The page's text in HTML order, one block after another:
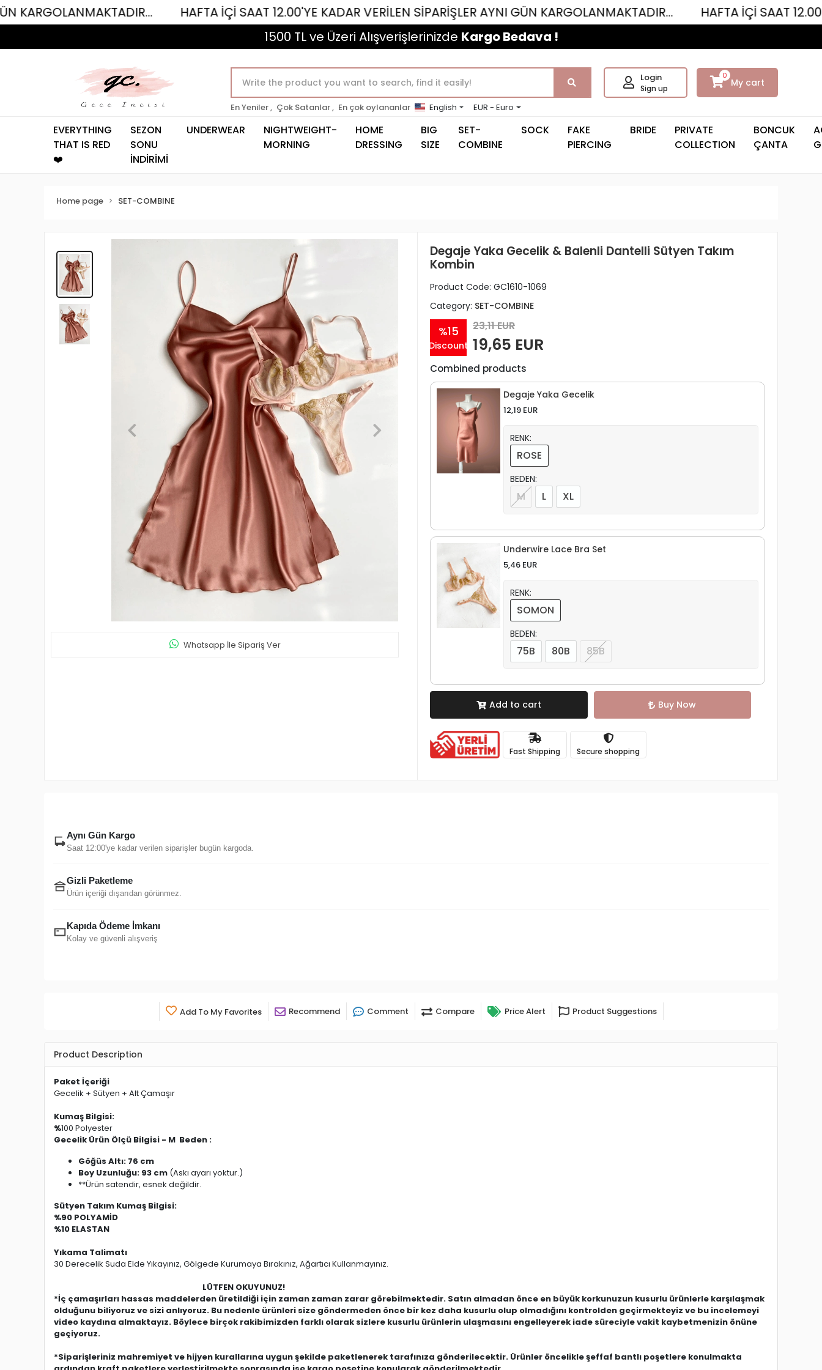
HAFTA İÇİ SAAT 12.00'YE KADAR VERİLEN SİPARİŞLER AYNI GÜN KARGOLANMAKTADIR...
HAFTA İÇİ SAAT 12.00'YE KADAR
1500 TL ve Üzeri Alışverişlerinizde Kargo Bedava !
En Yeniler , Çok Satanlar , En çok oylananlar English EUR - Euro
Login
Sign up
0
My cart
EVERYTHING
THAT IS RED
❤️
SEZON
SONU
İNDİRİMİ
UNDERWEAR
NIGHTWEIGHT-
MORNING
HOME
DRESSING
BIG
SIZE
SET-
COMBINE
SOCK
FAKE
PIERCING
BRIDE
PRIVATE
COLLECTION
BONCUK
ÇANTA
Home page SET-COMBINE
Whatsapp İle Sipariş Ver
Degaje Yaka Gecelik & Balenli Dantelli Sütyen Takım
Kombin
Product Code: GC1610-1069
Category: SET-COMBINE
%15
Discount
23,11 EUR
19,65 EUR
Combined products
Degaje Yaka Gecelik
12,19 EUR
RENK:
ROSE
BEDEN:
M L XL
Underwire Lace Bra Set
5,46 EUR
RENK:
SOMON
BEDEN:
75B 80B 85B
Add to cart Buy Now
Fast Shipping Secure shopping
Aynı Gün Kargo
Saat 12:00'ye kadar verilen siparişler bugün kargoda.
Gizli Paketleme
Ürün içeriği dışarıdan görünmez.
Kapıda Ödeme İmkanı
Kolay ve güvenli alışveriş
Add To My Favorites Recommend Comment Compare Price Alert Product Suggestions
Product Description
Paket İçeriği
Gecelik + Sütyen + Alt Çamaşır
Kumaş Bilgisi:
%100 Polyester
Gecelik Ürün Ölçü Bilgisi - M Beden :
Göğüs Altı: 76 cm
Boy Uzunluğu: 93 cm (Askı ayarı yoktur.)
**Ürün satendir, esnek değildir.
Sütyen Takım Kumaş Bilgisi:
%90 POLYAMİD
%10 ELASTAN
Yıkama Talimatı
30 Derecelik Suda Elde Yıkayınız, Gölgede Kurumaya Bırakınız, Ağartıcı Kullanmayınız.
LÜTFEN OKUYUNUZ!
*İç çamaşırları hassas maddelerden üretildiği için zaman zaman zarar görebilmektedir. Satın almadan önce en büyük korkunuzun kusurlu ürünlerle karşılaşmak
olduğunu biliyoruz ve sizi anlıyoruz. Bu nedenle ürünleri size göndermeden önce bir kez daha kusurlu olup olmadığını kontrolden geçirmekteyiz ve bu incelemeyi
video kaydına almaktayız. Böylece birçok rakibimizden farklı olarak sizlere kusurlu ürünlerin ulaşmasını engelleyerek iade süreciyle vakit kaybetmenizin önüne
geçiyoruz.
*Siparişleriniz mahremiyet ve hijyen kurallarına uygun şekilde paketlenerek tarafınıza gönderilecektir. Ürünler öncelikle şeffaf bantlı poşetlere konulmakta